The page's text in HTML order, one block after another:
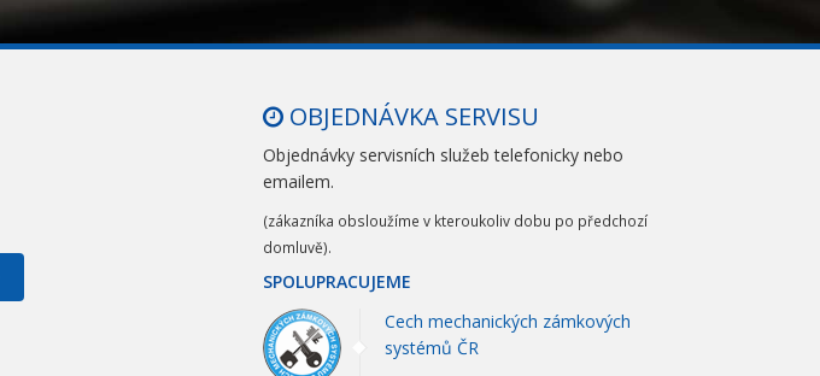
OBJEDNÁVKA SERVISU
Objednávky servisních služeb telefonicky nebo
emailem.
(zákazníka obsloužíme v kteroukoliv dobu po předchozí
domluvě).
SPOLUPRACUJEME
Cech mechanických zámkových
systémů ČR